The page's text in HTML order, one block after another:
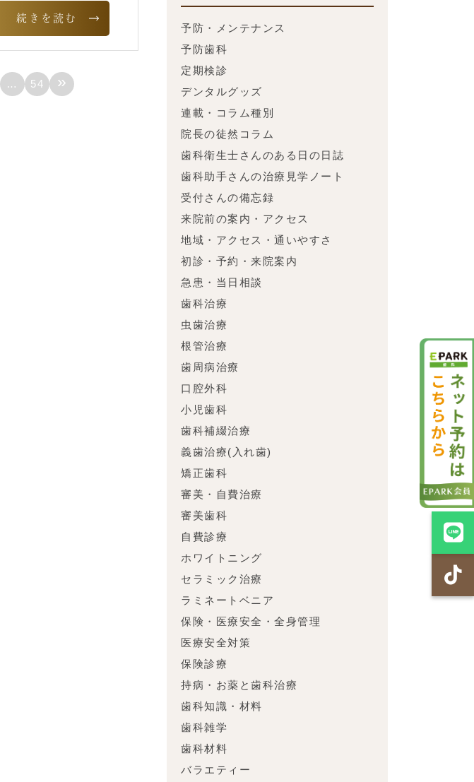
続きを読む
… 54 »
予防・メンテナンス
予防歯科
定期検診
デンタルグッズ
連載・コラム種別
院長の徒然コラム
歯科衛生士さんのある日の日誌
歯科助手さんの治療見学ノート
受付さんの備忘録
来院前の案内・アクセス
地域・アクセス・通いやすさ
初診・予約・来院案内
急患・当日相談
歯科治療
虫歯治療
根管治療
歯周病治療
口腔外科
小児歯科
歯科補綴治療
義歯治療(入れ歯)
矯正歯科
審美・自費治療
審美歯科
自費診療
ホワイトニング
セラミック治療
ラミネートベニア
保険・医療安全・全身管理
医療安全対策
保険診療
持病・お薬と歯科治療
歯科知識・材料
歯科雑学
歯科材料
バラエティー